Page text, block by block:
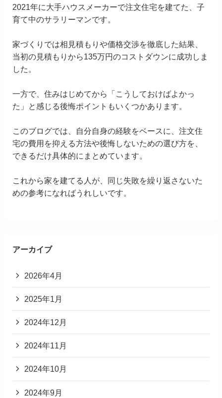
2021年に大手ハウスメーカーで注文住宅を建てた、子
育て中のサラリーマンです。
家づくりでは相見積もりや価格交渉を徹底した結果、
当初の見積もりから135万円のコストダウンに成功しま
した。
一方で、住みはじめてから「こうしておけばよかっ
た」と感じる後悔ポイントもいくつかあります。
このブログでは、自分自身の経験をベースに、注文住
宅の費用を抑える方法や後悔しないための選び方を、
できるだけ具体的にまとめています。
これから家を建てる人が、同じ失敗を繰り返さないた
めの参考になればうれしいです。
アーカイブ
2026年4月
2025年1月
2024年12月
2024年11月
2024年10月
2024年9月